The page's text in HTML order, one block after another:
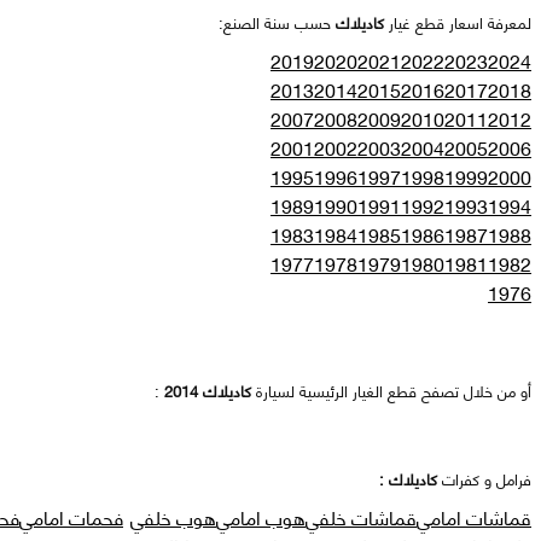
لمعرفة اسعار قطع غياركاديلاكحسب سنة الصنع:
2024
2023
2022
2021
2020
2019
2018
2017
2016
2015
2014
2013
2012
2011
2010
2009
2008
2007
2006
2005
2004
2003
2002
2001
2000
1999
1998
1997
1996
1995
1994
1993
1992
1991
1990
1989
1988
1987
1986
1985
1984
1983
1982
1981
1980
1979
1978
1977
1976
أو من خلال تصفح قطع الغيار الرئيسية لسيارةكاديلاك 2014 :
فرامل و كفراتكاديلاك :
قماشات اماميقماشات خلفيهوب اماميهوب خلفي فحمات امامي